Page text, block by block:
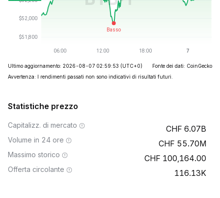
Ultimo aggiornamento: 2026-08-07 02:59:53 (UTC+0)
Fonte dei dati: CoinGecko
Avvertenza: I rendimenti passati non sono indicativi di risultati futuri.
Statistiche prezzo
Capitalizz. di mercato 6.07B
Volume in 24 ore 55.70M
Massimo storico 100,164.00
Offerta circolante 116.13K